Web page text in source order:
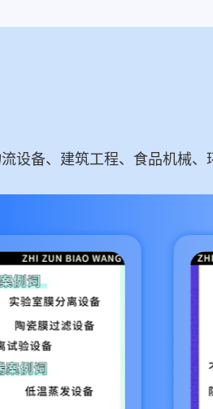
设备、建筑工程、食品机械